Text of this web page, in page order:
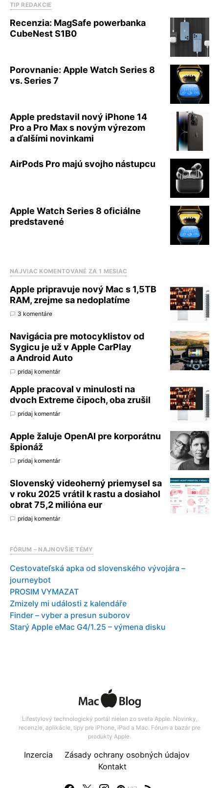
TIP REDAKCIE
Recenzia: MagSafe powerbanka
CubeNest S1B0
Porovnanie: Apple Watch Series 8
vs. Series 7
Apple predstavil nový iPhone 14
Pro a Pro Max s novým výrezom
a ďalšími novinkami
AirPods Pro majú svojho nástupcu
Apple Watch Series 8 oficiálne
predstavené
NAJVIAC KOMENTOVANÉ ZA 1 MESIAC
Apple pripravuje nový Mac s 1,5TB
RAM, zrejme sa nedoplatíme
3 komentáre
Navigácia pre motocyklistov od
Sygicu je už v Apple CarPlay
a Android Auto
pridaj komentár
Apple pracoval v minulosti na
dvoch Extreme čipoch, oba zrušil
pridaj komentár
Apple žaluje OpenAI pre korporátnu
špionáž
pridaj komentár
Slovenský videoherný priemysel sa
v roku 2025 vrátil k rastu a dosiahol
obrat 75,2 milióna eur
pridaj komentár
FÓRUM – NAJNOVŠIE TÉMY
Cestovateľská apka od slovenského vývojára –
journeybot
PROSIM VYMAZAT
Zmizely mi události z kalendáře
Finder – vyber a presun suborov
Starý Apple eMac G4/1.25 – výmena disku
Lifestylový technologický portál nielen zo sveta Apple. Novinky,
recenzie, aplikácie, tipy pre iPhone, iPad a Mac. Fórum a bazár pre
produkty Apple.
Inzercia
Zásady ochrany osobných údajov
Kontakt